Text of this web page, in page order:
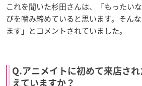
これを聞いた杉田さんは、「もったい
びを噛み締めていると思います。そん
ます」とコメントされていました。
Q.アニメイトに初めて来店さ
えていますか？